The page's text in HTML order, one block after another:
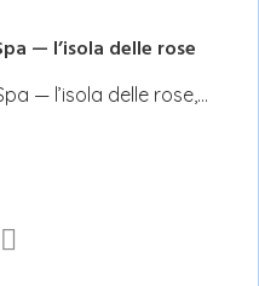
— l’isola delle rose
— l’isola delle rose,…